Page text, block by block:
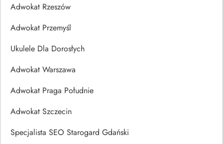
Adwokat Rzeszów
Adwokat Przemyśl
Ukulele Dla Dorosłych
Adwokat Warszawa
Adwokat Praga Południe
Adwokat Szczecin
Specjalista SEO Starogard Gdański